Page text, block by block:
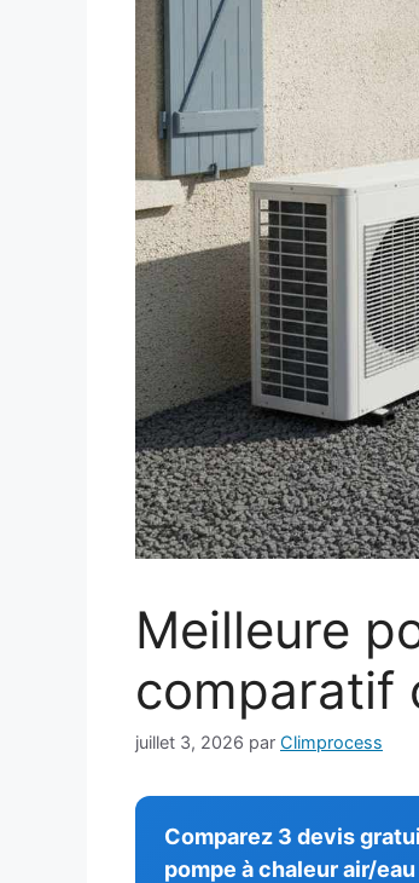
Meilleure
comparatif
juillet 3, 2026 par Climprocess
Comparez 3 devis
pompe à chaleur air/eau